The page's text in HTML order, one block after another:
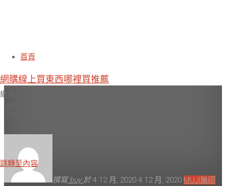
首頁
網購線上買東西哪裡買推薦
網購線上買東西哪裡買推薦
跳轉至內容
線上購買無印良品推薦-[MUJI 無
印良品]MUJI敏感肌化妝水(滋潤
撰寫 buy 於 4 12 月, 2020 4 12 月, 2020 MUJI無印